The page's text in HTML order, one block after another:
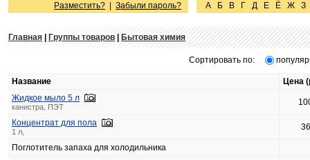
Разместить? Забыли пароль? А Б В Г Д Е Ё Ж З
Главная Группы товаров|Бытовая химия
Сортировать по:
Название
Цена
Жидкое мыло 5 л
канистра, ПЭТ
Концентрат для пола
1 л,
Поглотитель запаха для холодильника